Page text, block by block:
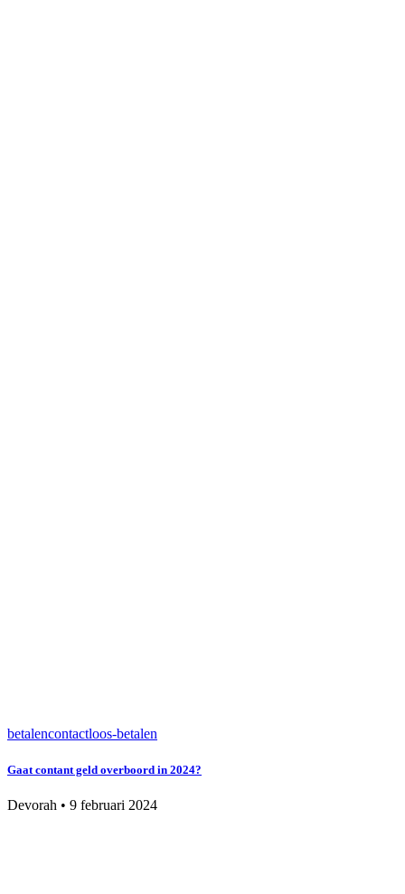
betalencontactloos-betalen
Gaat contant geld overboord in 2024?
Devorah • 9 februari 2024